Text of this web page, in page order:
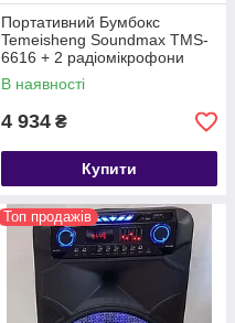
Портативний Бумбокс
Temeisheng Soundmax TMS-
6616 + 2 радіомікрофони
В наявності
4 934 ₴
Купити
Топ продажів